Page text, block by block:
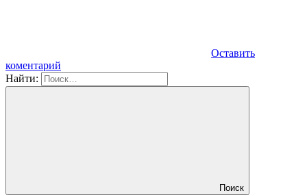
Оставить
коментарий
Найти:
Поиск